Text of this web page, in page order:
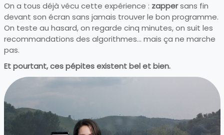
On a tous déjà vécu cette expérience : zappersans fin
devant son écran sans jamais trouver le bon programme.
On teste au hasard, on regarde cinq minutes, on suit les
recommandations des algorithmes... mais ça ne marche
pas.
Et pourtant, ces pépites existent bel et bien.